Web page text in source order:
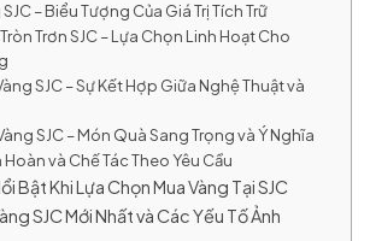
– Biểu Tượng Của Giá Trị Tích Trữ
Trơn SJC – Lựa Chọn Linh Hoạt Cho
SJC – Sự Kết Hợp Giữa Nghệ Thuật và
SJC – Món Quà Sang Trọng và Ý Nghĩa
Hoàn và Chế Tác Theo Yêu Cầu
Bật Khi Lựa Chọn Mua Vàng Tại SJC
SJC Mới Nhất và Các Yếu Tố Ảnh